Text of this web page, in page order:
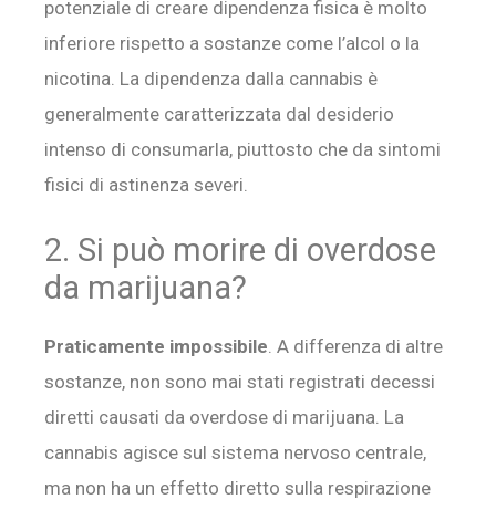
potenziale di creare dipendenza fisica è molto
inferiore rispetto a sostanze come l’alcol o la
nicotina. La dipendenza dalla cannabis è
generalmente caratterizzata dal desiderio
intenso di consumarla, piuttosto che da sintomi
fisici di astinenza severi.
2. Si può morire di overdose
da marijuana?
Praticamente impossibile . A differenza di altre
sostanze, non sono mai stati registrati decessi
diretti causati da overdose di marijuana. La
cannabis agisce sul sistema nervoso centrale,
ma non ha un effetto diretto sulla respirazione